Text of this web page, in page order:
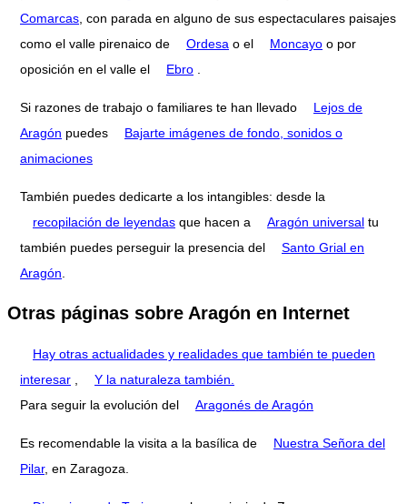
Comarcas , con parada en alguno de sus espectaculares paisajes
como el valle pirenaico de
Ordesa o el Moncayo o por
oposición en el valle el
Ebro
Si razones de trabajo o familiares te han llevado
Lejos de
Aragón puedes
Bajarte imágenes de fondo, sonidos o
animaciones
También puedes dedicarte a los intangibles: desde la
recopilación de leyendas que hacen a Aragón universal tu
también puedes perseguir la presencia del
Santo Grial en
Aragón
Otras páginas sobre Aragón en Internet
Hay otras actualidades y realidades que también te pueden
interesar
Y la naturaleza también.
Para seguir la evolución del
Aragonés de Aragón
Es recomendable la visita a la basílica de
Nuestra Señora del
Pilar, en Zaragoza.